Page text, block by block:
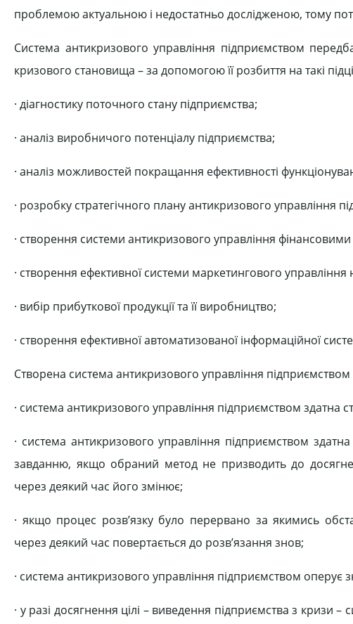
проблемою актуальною і недостатньо дослідженою, тому
Система антикризового управління підприємством
кризового становища – за допомогою її розбиття на такі
· діагностику поточного стану підприємства;
· аналіз виробничого потенціалу підприємства;
· аналіз можливостей покращання ефективності
· розробку стратегічного плану антикризового управління
· створення системи антикризового управління
· створення ефективної системи маркетингового управління
· вибір прибуткової продукції та її виробництво;
· створення ефективної автоматизованої інформаційної
Створена система антикризового управління підприємством
· система антикризового управління підприємством здатна
· система антикризового управління підприємством
завданню, якщо обраний метод не призводить до
через деякий час його змінює;
· якщо процес розв’язку було перервано за якимись
через деякий час повертається до розв’язання знов;
· система антикризового управління підприємством оперує
· у разі досягнення цілі – виведення підприємства з кризи